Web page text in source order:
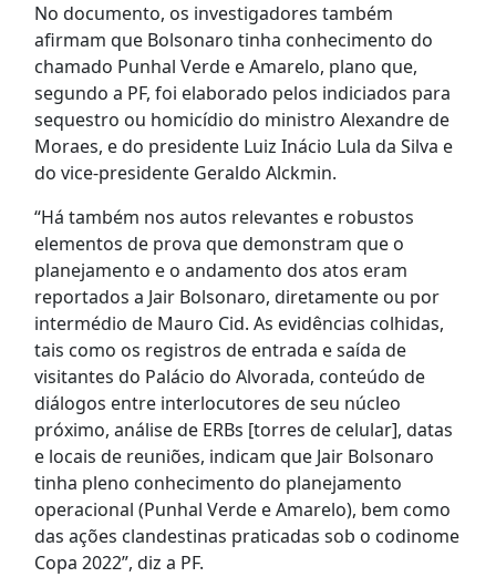
No documento, os investigadores também
afirmam que Bolsonaro tinha conhecimento do
chamado Punhal Verde e Amarelo, plano que,
segundo a PF, foi elaborado pelos indiciados para
sequestro ou homicídio do ministro Alexandre de
Moraes, e do presidente Luiz Inácio Lula da Silva e
do vice-presidente Geraldo Alckmin.
“Há também nos autos relevantes e robustos
elementos de prova que demonstram que o
planejamento e o andamento dos atos eram
reportados a Jair Bolsonaro, diretamente ou por
intermédio de Mauro Cid. As evidências colhidas,
tais como os registros de entrada e saída de
visitantes do Palácio do Alvorada, conteúdo de
diálogos entre interlocutores de seu núcleo
próximo, análise de ERBs [torres de celular], datas
e locais de reuniões, indicam que Jair Bolsonaro
tinha pleno conhecimento do planejamento
operacional (Punhal Verde e Amarelo), bem como
das ações clandestinas praticadas sob o codinome
Copa 2022”, diz a PF.